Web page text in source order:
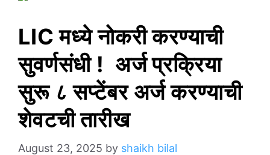
LIC मध्ये नोकरी करण्याची
सुवर्णसंधी ! अर्ज प्रक्रिया
सुरू ८ सप्टेंबर अर्ज करण्याची
शेवटची तारीख
August 23, 2025 by shaikh bilal